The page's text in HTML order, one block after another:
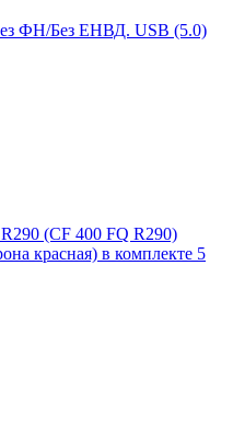
ФН/Без ЕНВД. USB (5.0)
(СF 400 FQ R290)
красная) в комплекте 5